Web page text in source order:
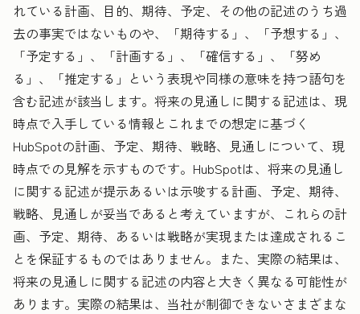
れている計画、目的、期待、予定、その他の記述のうち過
去の事実ではないものや、「期待する」、「予想する」、
「予定する」、「計画する」、「確信する」、「努め
る」、「推定する」という表現や同様の意味を持つ語句を
含む記述が該当します。将来の見通しに関する記述は、現
時点で入手している情報とこれまでの想定に基づく
HubSpotの計画、予定、期待、戦略、見通しについて、現
時点での見解を示すものです。HubSpotは、将来の見通し
に関する記述が提示あるいは示唆する計画、予定、期待、
戦略、見通しが妥当であると考えていますが、これらの計
画、予定、期待、あるいは戦略が実現または達成されるこ
とを保証するものではありません。また、実際の結果は、
将来の見通しに関する記述の内容と大きく異なる可能性が
あります。実際の結果は、当社が制御できないさまざまな